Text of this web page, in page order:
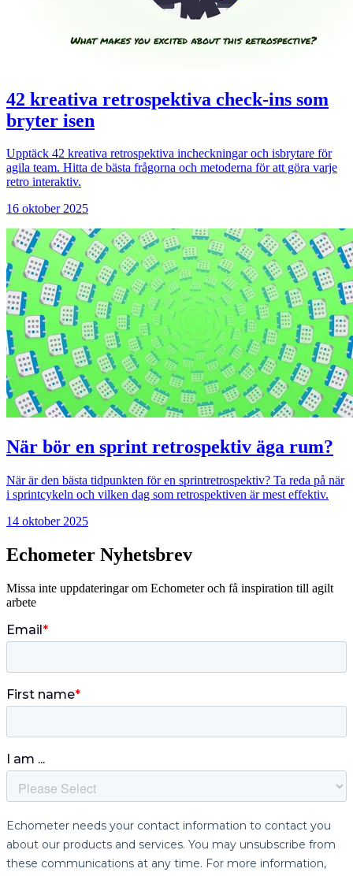
42 kreativa retrospektiva check-ins som
bryter isen
Upptäck 42 kreativa retrospektiva incheckningar och isbrytare för
agila team. Hitta de bästa frågorna och metoderna för att göra varje
retro interaktiv.
16 oktober 2025
När bör en sprint retrospektiv äga rum?
När är den bästa tidpunkten för en sprintretrospektiv? Ta reda på när
i sprintcykeln och vilken dag som retrospektiven är mest effektiv.
14 oktober 2025
Echometer Nyhetsbrev
Missa inte uppdateringar om Echometer och få inspiration till agilt
arbete